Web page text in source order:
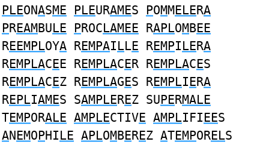
PLEONASME PLEURAMES POMMELERA
PREAMBULE PROCLAMEE RAPLOMBEE
REEMPLOYA REMPAILLE REMPILERA
REMPLACEE REMPLACER REMPLACES
REMPLACEZ REMPLAGES REMPLIERA
REPLIAMES SAMPLEREZ SUPERMALE
TEMPORALE AMPLECTIVE AMPLIFIEES
ANEMOPHILE APLOMBEREZ ATEMPORELS